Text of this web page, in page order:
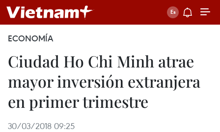
ECONOMÍA
Ciudad Ho Chi Minh atrae
mayor inversión extranjera
en primer trimestre
30/03/2018 09:25